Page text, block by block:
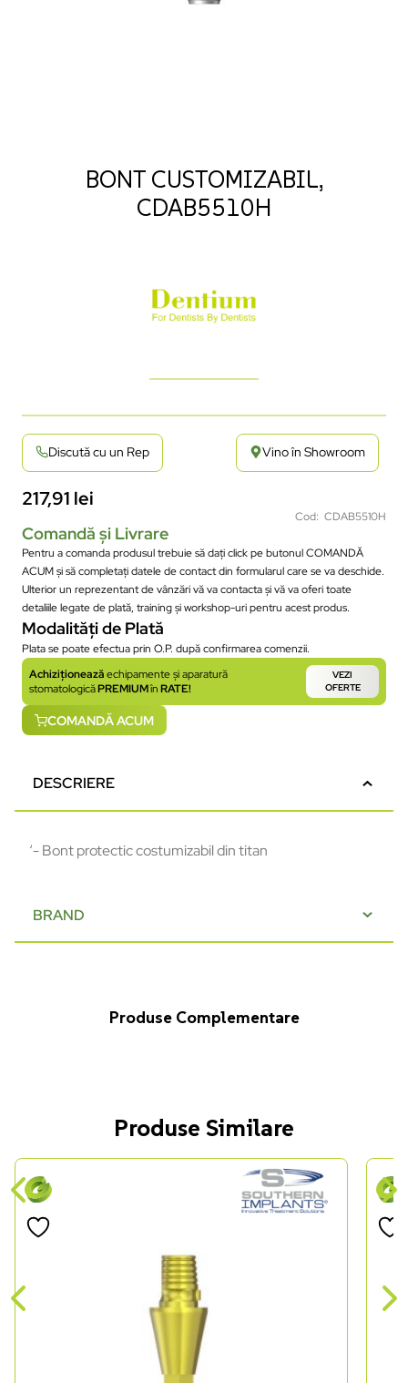
BONT CUSTOMIZABIL,
CDAB5510H
Discută cu un Rep Vino în Showroom
217,91 lei
Cod: CDAB5510H
Comandă și Livrare
Pentru a comanda produsul trebuie să dați click pe butonul COMANDĂ
ACUM și să completați datele de contact din formularul care se va deschide.
Ulterior un reprezentant de vânzări vă va contacta și vă va oferi toate
detaliile legate de plată, training și workshop-uri pentru acest produs.
Modalități de Plată
Plata se poate efectua prin O.P. după confirmarea comenzii.
Achiziționeazăechipamente și aparatură
stomatologicăPREMIUMînRATE!
VEZI
OFERTE
COMANDĂ ACUM
DESCRIERE
‘- Bont protectic costumizabil din titan
BRAND
Produse Complementare
Produse Similare